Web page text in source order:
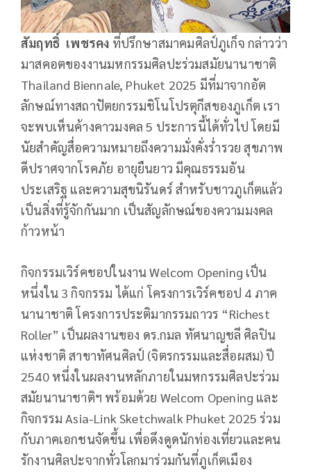
สัมฤทธิ์ เพชรคง ที่ปรึกษาสมาคมศิลป์ภูเก็จ กล่าวว่า
มาสคอตของงานมหกรรมศิลปะร่วมสมัยนานาชาติ
Thailand Biennale, Phuket 2025 มีที่มาจากอัต
ลักษณ์ทางสถาปัตยกรรมชิโนโปรตุกีสของภูเก็ต เรา
จะพบเห็นค้างคาวมงคล 5 ประการนี้ได้ทั่วไป โดยมี
นัยสำคัญสื่อความหมายถึงความมั่งคั่งร่ำรวย สุขภาพ
ดีปราศจากโรคภัย อายุยืนยาว มีคุณธรรมอัน
ประเสริฐ และความสุขนิรันดร์ สำหรับชาวภูเก็ตแล้ว
เป็นสิ่งที่รู้จักกันมาก เป็นสัญลักษณ์ของความมงคล
ก้าวหน้า
กิจกรรมเวิร์คชอปในงาน Welcom Opening เป็น
หนึ่งใน 3 กิจกรรม ได้แก่ โครงการเวิร์คชอป 4 ภาค
นานาชาติ โครงการประติมากรรมถาวร “Richest
Roller” เป็นผลงานของ ดร.กมล ทัศนาญชลี ศิลปิน
แห่งชาติ สาขาทัศนศิลป์ (จิตรกรรมและสื่อผสม) ปี
2540 หนึ่งในผลงานหลักภายในมหกรรมศิลปะร่วม
สมัยนานาชาติฯ พร้อมด้วย Welcom Opening และ
กิจกรรม Asia-Link Sketchwalk Phuket 2025 ร่วม
กับภาคเอกชนจัดขึ้น เพื่อดึงดูดนักท่องเที่ยวและคน
รักงานศิลปะจากทั่วโลกมาร่วมกันที่ภูเก็ตเมือง